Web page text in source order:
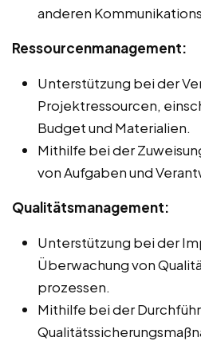
anderen
Ressourcenmanagement:
Unterstützung bei der
Projektressourcen,
Budget und Materialien.
Mithilfe bei der
von Aufgaben und
Qualitätsmanagement:
Unterstützung bei der
Überwachung von
prozessen.
Mithilfe bei der